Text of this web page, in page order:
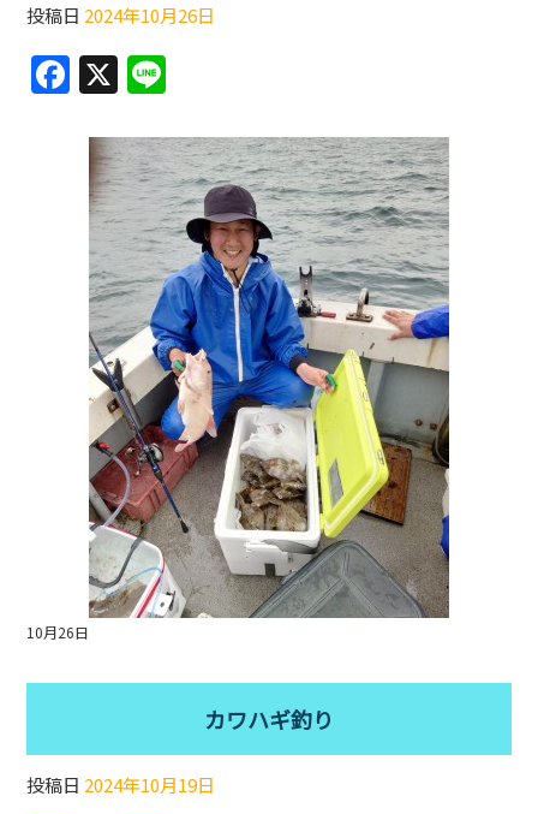
投稿日 2024年10月26日
F
a
c
e
b
o
o
k
X
e
10月26日
カワハギ釣り
投稿日 2024年10月19日